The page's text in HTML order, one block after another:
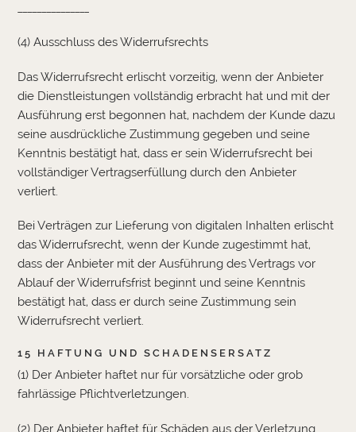
(4) Ausschluss des Widerrufsrechts
Das Widerrufsrecht erlischt vorzeitig, wenn der Anbieter
die Dienstleistungen vollständig erbracht hat und mit der
Ausführung erst begonnen hat, nachdem der Kunde dazu
seine ausdrückliche Zustimmung gegeben und seine
Kenntnis bestätigt hat, dass er sein Widerrufsrecht bei
vollständiger Vertragserfüllung durch den Anbieter
verliert.
Bei Verträgen zur Lieferung von digitalen Inhalten erlischt
das Widerrufsrecht, wenn der Kunde zugestimmt hat,
dass der Anbieter mit der Ausführung des Vertrags vor
Ablauf der Widerrufsfrist beginnt und seine Kenntnis
bestätigt hat, dass er durch seine Zustimmung sein
Widerrufsrecht verliert.
15 HAFTUNG UND SCHADENSERSATZ
(1) Der Anbieter haftet nur für vorsätzliche oder grob
fahrlässige Pflichtverletzungen.
(2) Der Anbieter haftet für Schäden aus der Verletzung